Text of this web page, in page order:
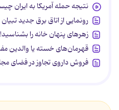
نتیجه حمله آمریکا به ایران
رونمایی از اتاق برق جدید تبیان
زهرهای پنهان خانه را بشناسید!
قهرمان‌های خسته یا والدین
فروش داروی تجاوز در فضای